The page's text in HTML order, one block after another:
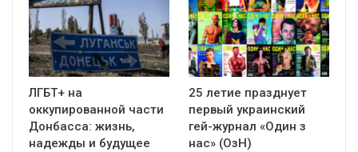
ЛГБТ+ на
оккупированной части
Донбасса: жизнь,
надежды и будущее
25 летие празднует
первый украинский
гей-журнал «Один з
нас» (ОзН)